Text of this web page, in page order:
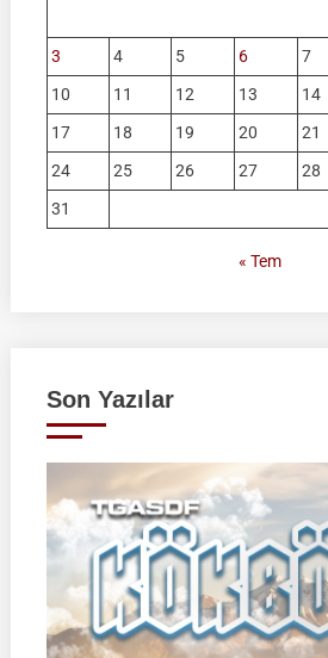
3
4 5 6 7
10
11 12 13 14
17
18 19 20 21
24
25 26 27 28
31
« Tem
Son Yazılar